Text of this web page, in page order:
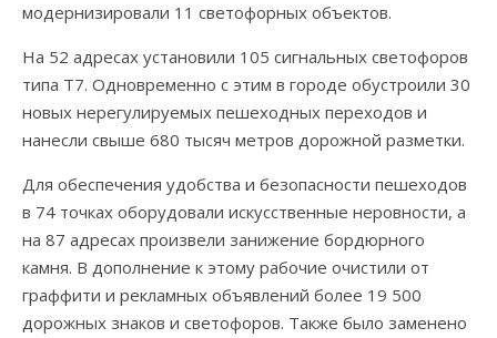
модернизировали 11 светофорных объектов.
На 52 адресах установили 105 сигнальных светофоров
типа Т7. Одновременно с этим в городе обустроили 30
новых нерегулируемых пешеходных переходов и
нанесли свыше 680 тысяч метров дорожной разметки.
Для обеспечения удобства и безопасности пешеходов
в 74 точках оборудовали искусственные неровности, а
на 87 адресах произвели занижение бордюрного
камня. В дополнение к этому рабочие очистили от
граффити и рекламных объявлений более 19 500
дорожных знаков и светофоров. Также было заменено